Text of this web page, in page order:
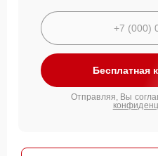
Бесплатная
Отправляя, Вы